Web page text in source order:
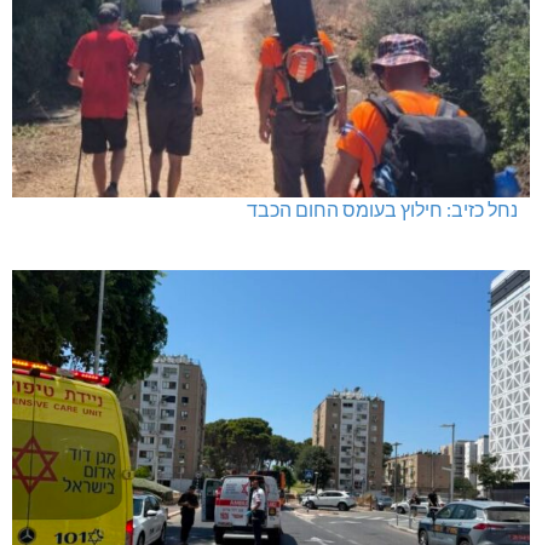
נחל כזיב: חילוץ בעומס החום הכבד